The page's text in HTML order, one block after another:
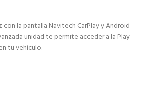
la pantalla Navitech CarPlay y Android
unidad te permite acceder a la Play
tu vehículo.